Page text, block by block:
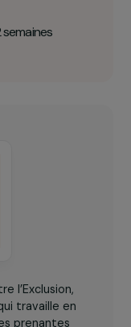
12 semaines